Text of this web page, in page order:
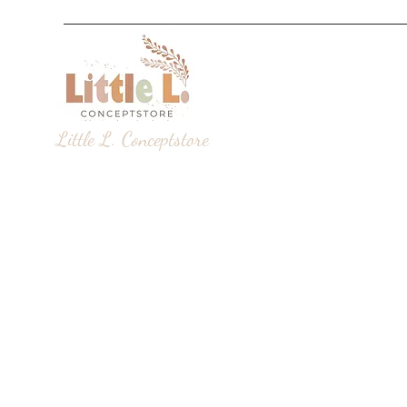
Little L. Conceptstore